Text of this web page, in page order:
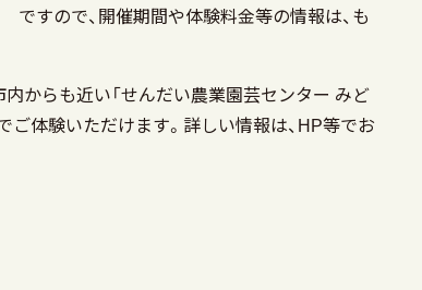
ですので、開催期間や体験料金等の情報は、も
からも近い「せんだい農業園芸センター みど
ご体験いただけます。詳しい情報は、HP等でお